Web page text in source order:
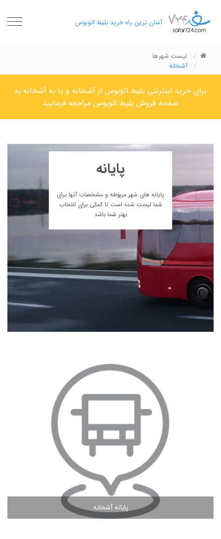
آسان ترین راه خرید بلیط اتوبوس
لیست شهرها
آشخانه
برای خرید اینترنتی بلیط اتوبوس از آشخانه و یا به آشخانه به
صفحه فروش بلیط اتوبوس مراجعه فرمایید
پایانه
پایانه های شهر مربوطه و مشخصات آنها برای
شما لیست شده است تا کمکی برای انتخاب
بهتر شما باشد
پایانه آشخانه
مشاهده ادامه مطلب